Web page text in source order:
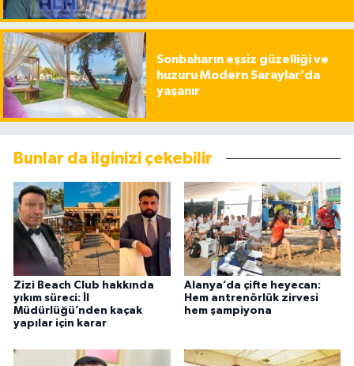
Sonbaharın eşsiz güzelliği ve
huzuru Modern Saraylar’da
yaşanır
Bunlar da ilginizi çekebilir
Zizi Beach Club hakkında
yıkım süreci: İl
Müdürlüğü’nden kaçak
yapılar için karar
Alanya’da çifte heyecan:
Hem antrenörlük zirvesi
hem şampiyona